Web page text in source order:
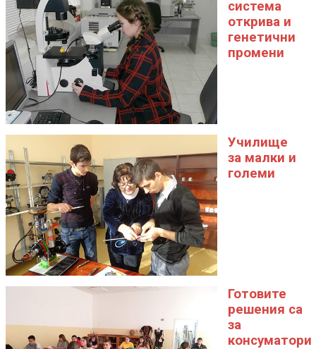
система
открива и
генетични
промени
Училище
за малки и
големи
Готовите
решения са
за
консуматори